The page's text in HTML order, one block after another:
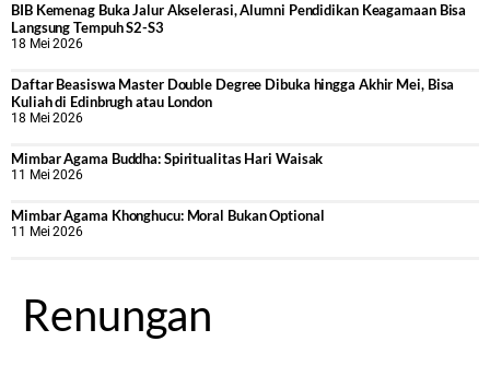
BIB Kemenag Buka Jalur Akselerasi, Alumni Pendidikan Keagamaan Bisa
Langsung Tempuh S2-S3
18 Mei 2026
Daftar Beasiswa Master Double Degree Dibuka hingga Akhir Mei, Bisa
Kuliah di Edinbrugh atau London
18 Mei 2026
Mimbar Agama Buddha: Spiritualitas Hari Waisak
11 Mei 2026
Mimbar Agama Khonghucu: Moral Bukan Optional
11 Mei 2026
Renungan